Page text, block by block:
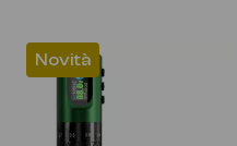
Novità